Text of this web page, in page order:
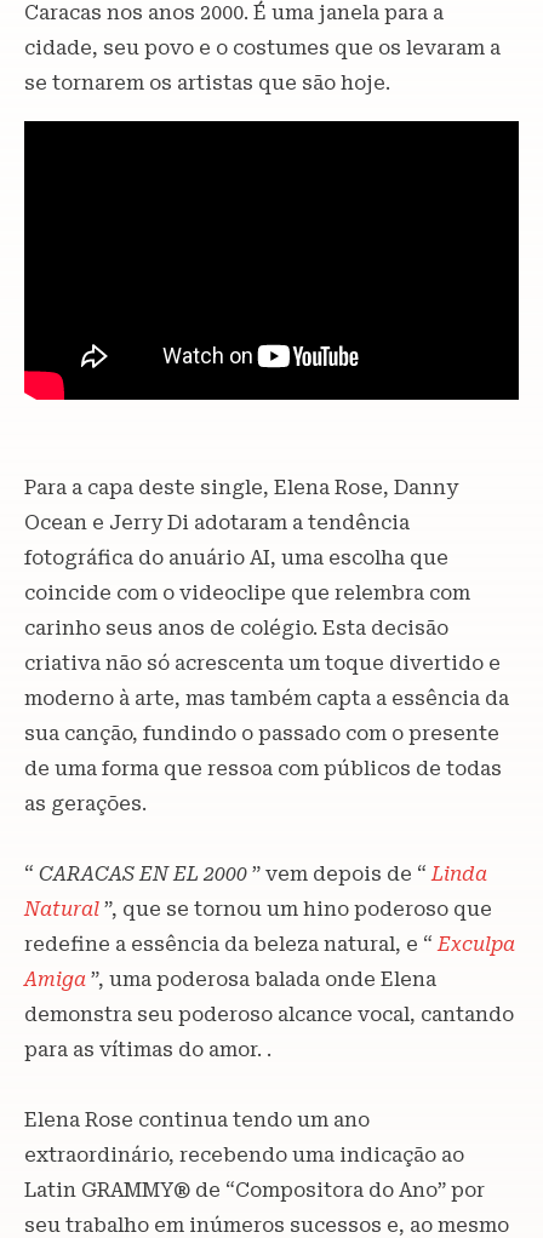
Caracas nos anos 2000. É uma janela para a
cidade, seu povo e o costumes que os levaram a
se tornarem os artistas que são hoje.
Para a capa deste single, Elena Rose, Danny
Ocean e Jerry Di adotaram a tendência
fotográfica do anuário AI, uma escolha que
coincide com o videoclipe que relembra com
carinho seus anos de colégio. Esta decisão
criativa não só acrescenta um toque divertido e
moderno à arte, mas também capta a essência da
sua canção, fundindo o passado com o presente
de uma forma que ressoa com públicos de todas
as gerações.
“ CARACAS EN EL 2000 ” vem depois de “Linda
Natural ”, que se tornou um hino poderoso que
redefine a essência da beleza natural, e “Exculpa
Amiga ”, uma poderosa balada onde Elena
demonstra seu poderoso alcance vocal, cantando
para as vítimas do amor. .
Elena Rose continua tendo um ano
extraordinário, recebendo uma indicação ao
Latin GRAMMY® de “Compositora do Ano” por
seu trabalho em inúmeros sucessos e, ao mesmo